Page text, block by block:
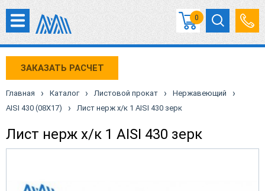
0
ЗАКАЗАТЬ РАСЧЕТ
Главная › Каталог › Листовой прокат › Нержавеющий ›
AISI 430 (08X17) › Лист нерж х/к 1 AISI 430 зерк
Лист нерж х/к 1 AISI 430 зерк